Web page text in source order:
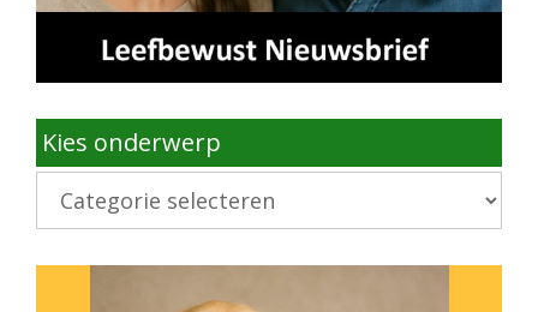
Kies onderwerp
Kies
onderwerp